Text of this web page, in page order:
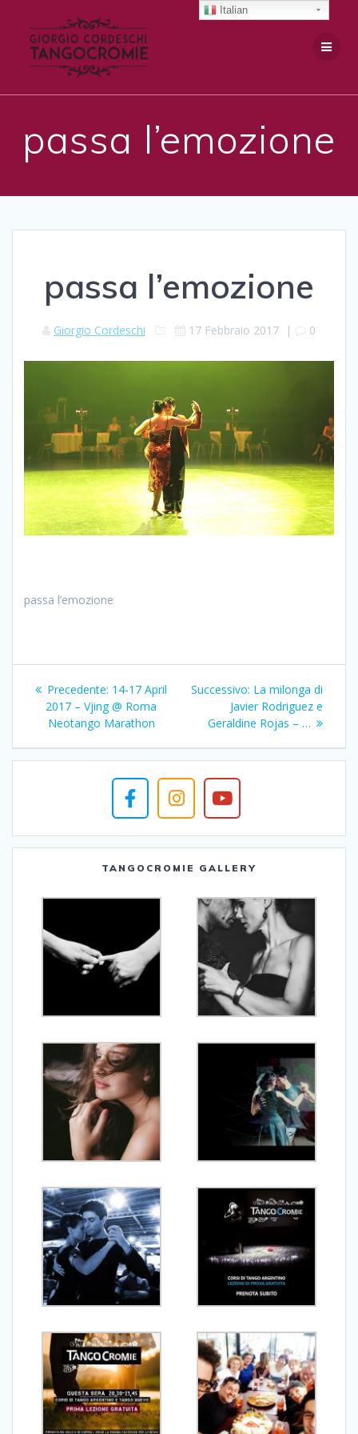
passa l’emozione
passa l’emozione
Giorgio Cordeschi 17 Febbraio 2017 | 0
passa l’emozione
Navigazione
articoli
Precedente: Articolo
precedente:
14-17 April
2017 – Vjing @ Roma
Neotango Marathon
Successivo: Articolo
successivo:
La milonga di
Javier Rodriguez e
Geraldine Rojas – …
TANGOCROMIE GALLERY
Italian